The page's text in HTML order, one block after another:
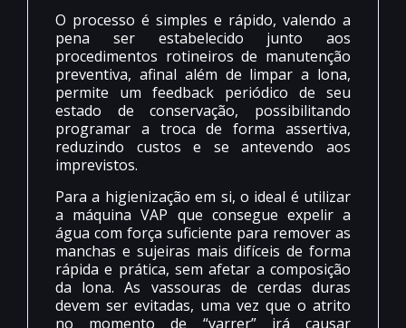
O processo é simples e rápido, valendo a
pena ser estabelecido junto aos
procedimentos rotineiros de manutenção
preventiva, afinal além de limpar a lona,
permite um feedback periódico de seu
estado de conservação, possibilitando
programar a troca de forma assertiva,
reduzindo custos e se antevendo aos
imprevistos.
Para a higienização em si, o ideal é utilizar
a máquina VAP que consegue expelir a
água com força suficiente para remover as
manchas e sujeiras mais difíceis de forma
rápida e prática, sem afetar a composição
da lona. As vassouras de cerdas duras
devem ser evitadas, uma vez que o atrito
no momento de “varrer” irá causar